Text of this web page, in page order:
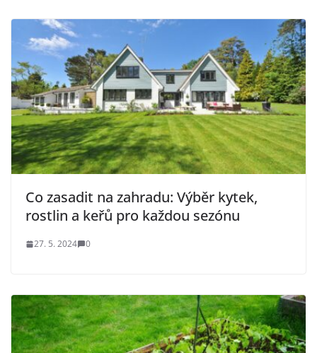
Co zasadit na zahradu: Výběr kytek,
rostlin a keřů pro každou sezónu
27. 5. 2024 0